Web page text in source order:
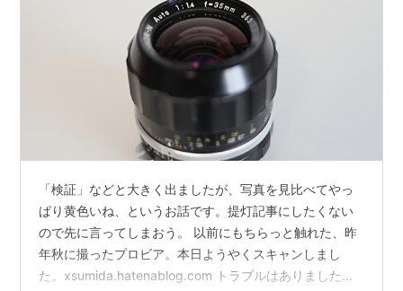
「検証」などと大きく出ましたが、写真を見比べてやっ
ぱり黄色いね、というお話です。提灯記事にしたくない
ので先に言ってしまおう。 以前にもちらっと触れた、昨
年秋に撮ったプロビア。本日ようやくスキャンしまし
た。xsumida.hatenablog.com トラブルはありました